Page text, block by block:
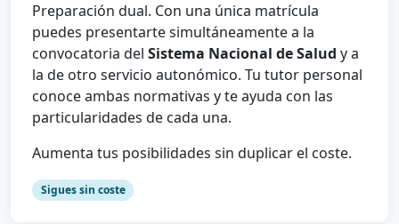
Preparación dual. Con una única matrícula
puedes presentarte simultáneamente a la
convocatoria del Sistema Nacional de Salud y a
la de otro servicio autonómico. Tu tutor personal
conoce ambas normativas y te ayuda con las
particularidades de cada una.
Aumenta tus posibilidades sin duplicar el coste.
Sigues sin coste